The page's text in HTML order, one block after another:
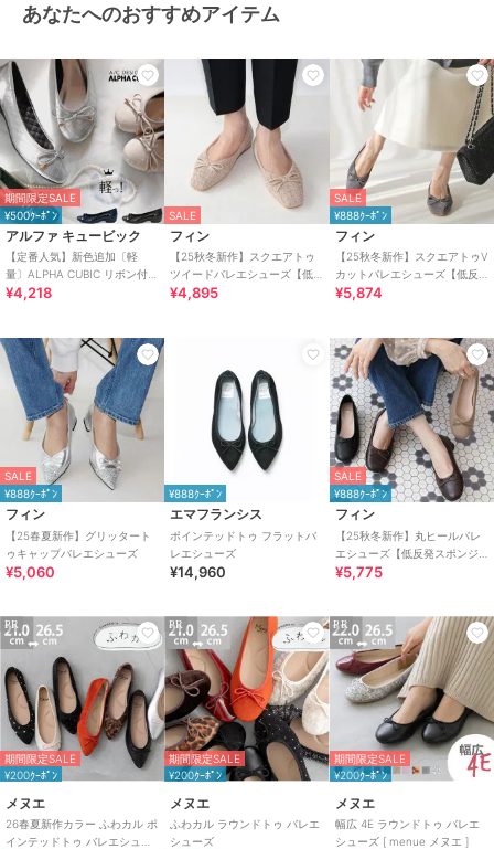
あなたへのおすすめアイテム
期間限定SALE
¥500ｸｰﾎﾟﾝ
アルファ キュービック
【定番人気】新色追加〔軽
量〕ALPHA CUBIC リボン付き
バレエシューズ
¥4,218
SALE
フィン
【25秋冬新作】スクエアトゥ
ツイードバレエシューズ【低
反発スポンジ入り】
¥4,895
SALE
¥888ｸｰﾎﾟﾝ
フィン
【25秋冬新作】スクエアトゥV
カットバレエシューズ【低反
発スポンジ入り】
¥5,874
SALE
¥888ｸｰﾎﾟﾝ
フィン
【25春夏新作】グリッタート
ゥキャップバレエシューズ
¥5,060
¥888ｸｰﾎﾟﾝ
エマフランシス
ポインテッドトゥ フラットバ
レエシューズ
¥14,960
SALE
¥888ｸｰﾎﾟﾝ
フィン
【25秋冬新作】丸ヒールバレ
エシューズ【低反発スポンジ
入り】
¥5,775
PR
期間限定SALE
¥200ｸｰﾎﾟﾝ
メヌエ
26春夏新作カラー ふわカル ポ
インテッドトゥ バレエシュー
PR
期間限定SALE
¥200ｸｰﾎﾟﾝ
メヌエ
ふわカル ラウンドトゥ バレエ
シューズ
PR
期間限定SALE
¥200ｸｰﾎﾟﾝ
メヌエ
幅広 4E ラウンドトゥ バレエ
シューズ [ menue メヌエ ]